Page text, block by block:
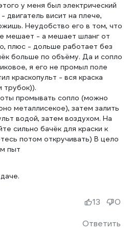
у меня был электрический
двигатель висит на плече,
Неудобство его в том, что
мешает - а мешает шланг от
плюс - дольше работает без
больше по объёму. Да и сопло
я его не промыл поле
краскопульт - вся краска
трубок)).
промывать сопло (можно
металлисекое), затем залить
водой, затем воздухом. На
сильно бачёк для краски к
потом откручивать) В цело
пыт
Ответить
13 0